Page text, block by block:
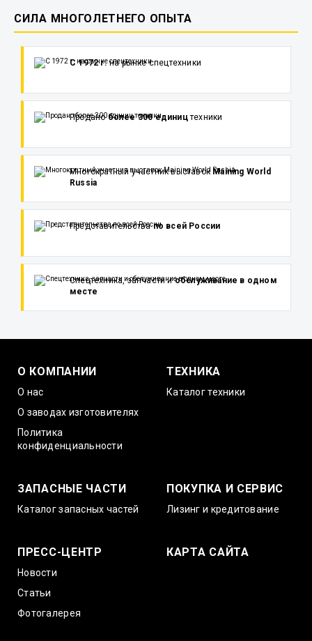
СИЛА МНОГОЛЕТНЕГО ОПЫТА
С 1972 г.на рынке спецтехники
Проданоболее 300 едиництехники
Многократный участник выставок Maining World
Russia
Представительствапо всей России
Спецтехника, запчасти иобслуживание в одном
месте
О КОМПАНИИ
О нас
О заводах изготовителях
Политика
конфиденциальности
ТЕХНИКА
Каталог техники
ЗАПАСНЫЕ ЧАСТИ
Каталог запасных частей
ПОКУПКА И СЕРВИС
Лизинг и кредитование
ПРЕСС-ЦЕНТР
Новости
Статьи
Фотогалерея
КАРТА САЙТА